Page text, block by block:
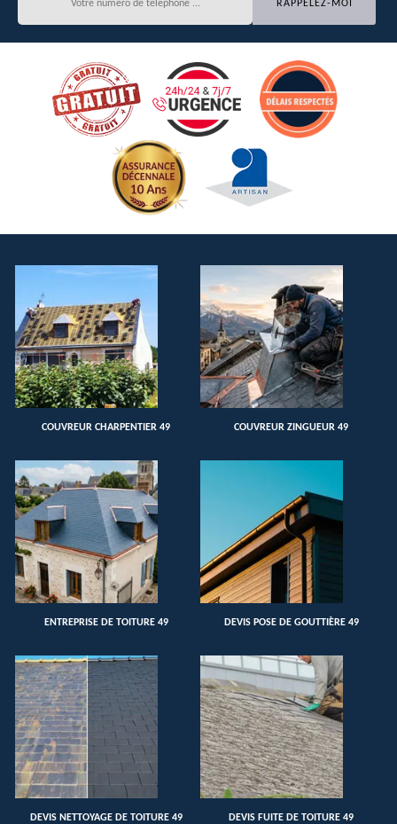
COUVREUR CHARPENTIER 49 COUVREUR ZINGUEUR 49
ENTREPRISE DE TOITURE 49 DEVIS POSE DE GOUTTIÈRE 49
DEVIS NETTOYAGE DE TOITURE 49 DEVIS FUITE DE TOITURE 49